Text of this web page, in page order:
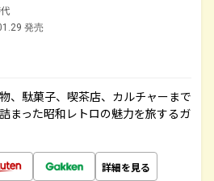
発売
、駄菓子、喫茶店、カルチャーまで
まった昭和レトロの魅力を旅するガ
詳細を見る